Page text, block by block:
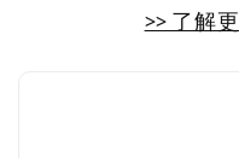
>> 了解